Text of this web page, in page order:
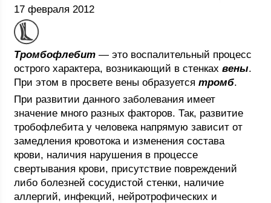
17 февраля 2012
Тромбофлебит — это воспалительный процесс
острого характера, возникающий в стенкахвены.
При этом в просвете вены образуетсятромб.
При развитии данного заболевания имеет
значение много разных факторов. Так, развитие
тробофлебита у человека напрямую зависит от
замедления кровотока и изменения состава
крови, наличия нарушения в процессе
свертывания крови, присутствие повреждений
либо болезней сосудистой стенки, наличие
аллергий, инфекций, нейротрофических и